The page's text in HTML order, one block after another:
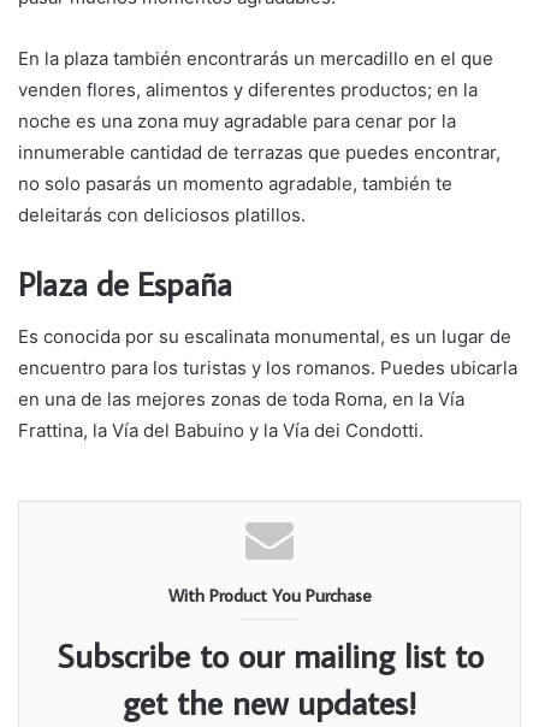
En la plaza también encontrarás un mercadillo en el que
venden flores, alimentos y diferentes productos; en la
noche es una zona muy agradable para cenar por la
innumerable cantidad de terrazas que puedes encontrar,
no solo pasarás un momento agradable, también te
deleitarás con deliciosos platillos.
Plaza de España
Es conocida por su escalinata monumental, es un lugar de
encuentro para los turistas y los romanos. Puedes ubicarla
en una de las mejores zonas de toda Roma, en la Vía
Frattina, la Vía del Babuino y la Vía dei Condotti.
With Product You Purchase
Subscribe to our mailing list to
get the new updates!